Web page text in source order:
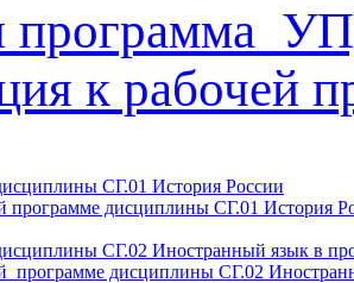
программа
к рабочей
СГ.01 История России
программе дисциплины СГ.01 История
СГ.02 Иностранный язык в
программе дисциплины СГ.02